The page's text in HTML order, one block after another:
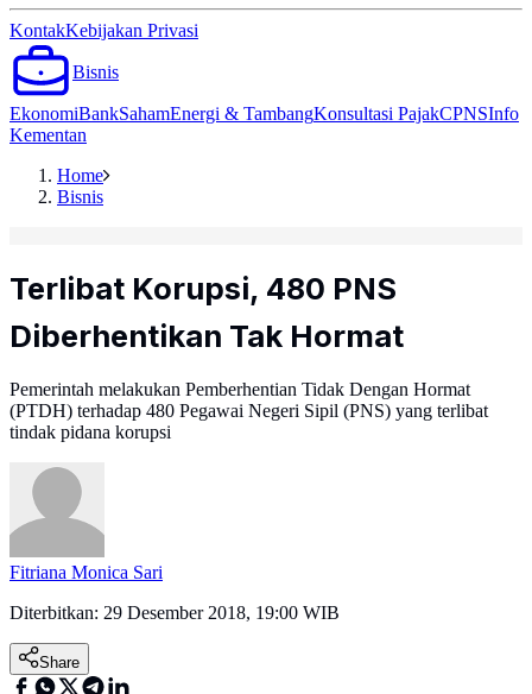
KontakKebijakan Privasi
Bisnis
EkonomiBankSahamEnergi & TambangKonsultasi PajakCPNSInfo
Kementan
Home
Bisnis
Terlibat Korupsi, 480 PNS
Diberhentikan Tak Hormat
Pemerintah melakukan Pemberhentian Tidak Dengan Hormat
(PTDH) terhadap 480 Pegawai Negeri Sipil (PNS) yang terlibat
tindak pidana korupsi
Fitriana Monica Sari
Diterbitkan: 29 Desember 2018, 19:00 WIB
Share